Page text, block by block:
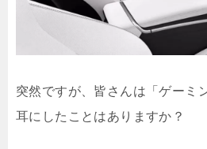
突然ですが、皆さんは「ゲーミ
耳にしたことはありますか？